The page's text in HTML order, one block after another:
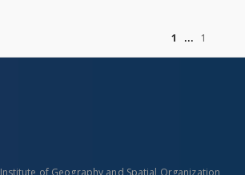
1
1
of Geography and Spatial Organization